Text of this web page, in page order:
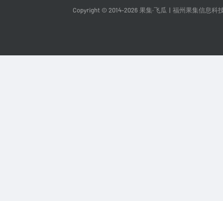
Copyright © 2014-2026 果集·飞瓜 福州果集信息科